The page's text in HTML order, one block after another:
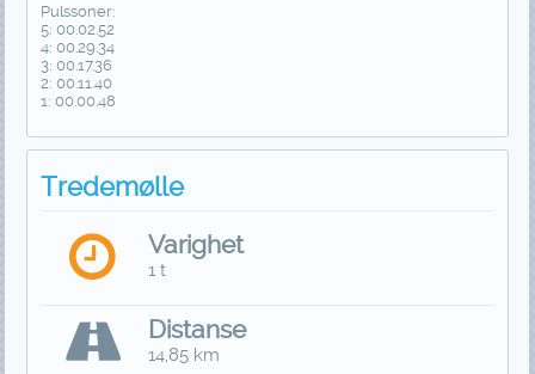
Pulssoner:
5: 00.02.52
4: 00.29.34
3: 00.17.36
2: 00.11.40
1: 00.00.48
Tredemølle
Varighet
1 t
Distanse
14,85 km